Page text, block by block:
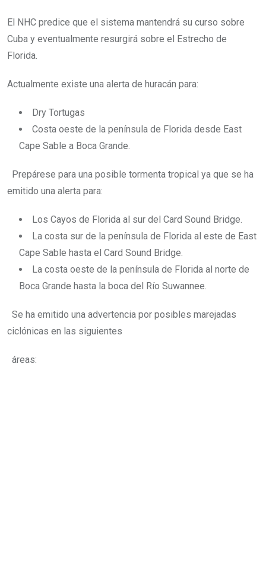
El NHC predice que el sistema mantendrá su curso sobre
Cuba y eventualmente resurgirá sobre el Estrecho de
Florida.
Actualmente existe una alerta de huracán para:
Dry Tortugas
Costa oeste de la península de Florida desde East
Cape Sable a Boca Grande.
Prepárese para una posible tormenta tropical ya que se ha
emitido una alerta para:
Los Cayos de Florida al sur del Card Sound Bridge.
La costa sur de la península de Florida al este de East
Cape Sable hasta el Card Sound Bridge.
La costa oeste de la península de Florida al norte de
Boca Grande hasta la boca del Río Suwannee.
Se ha emitido una advertencia por posibles marejadas
ciclónicas en las siguientes
áreas: